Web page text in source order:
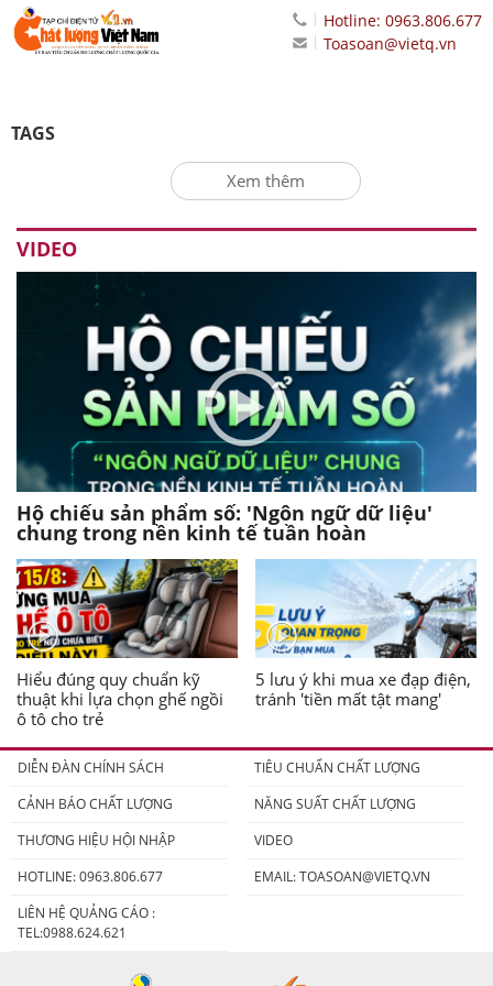
Hotline: 0963.806.677
Toasoan@vietq.vn
TAGS
Xem thêm
VIDEO
Hộ chiếu sản phẩm số: 'Ngôn ngữ dữ liệu'
chung trong nền kinh tế tuần hoàn
Hiểu đúng quy chuẩn kỹ
thuật khi lựa chọn ghế ngồi
ô tô cho trẻ
5 lưu ý khi mua xe đạp điện,
tránh 'tiền mất tật mang'
DIỄN ĐÀN CHÍNH SÁCH
TIÊU CHUẨN CHẤT LƯỢNG
CẢNH BÁO CHẤT LƯỢNG
NĂNG SUẤT CHẤT LƯỢNG
THƯƠNG HIỆU HỘI NHẬP
VIDEO
HOTLINE: 0963.806.677
EMAIL:TOASOAN@VIETQ.VN
LIÊN HỆ QUẢNG CÁO :
TEL:0988.624.621